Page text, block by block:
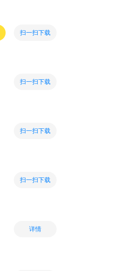
扫一扫下载
扫一扫下载
扫一扫下载
扫一扫下载
详情